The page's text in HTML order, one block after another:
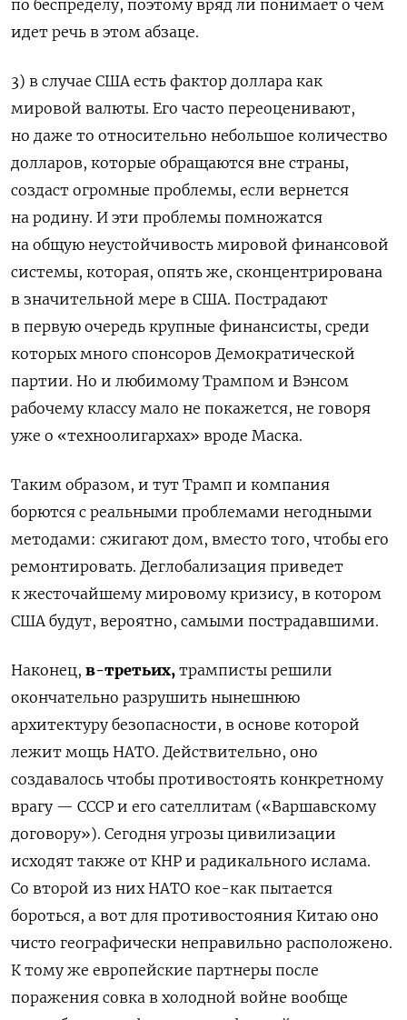
по беспределу, поэтому вряд ли понимает о чем
идет речь в этом абзаце.
3) в случае США есть фактор доллара как
мировой валюты. Его часто переоценивают,
но даже то относительно небольшое количество
долларов, которые обращаются вне страны,
создаст огромные проблемы, если вернется
на родину. И эти проблемы помножатся
на общую неустойчивость мировой финансовой
системы, которая, опять же, сконцентрирована
в значительной мере в США. Пострадают
в первую очередь крупные финансисты, среди
которых много спонсоров Демократической
партии. Но и любимому Трампом и Вэнсом
рабочему классу мало не покажется, не говоря
уже о «техноолигархах» вроде Маска.
Таким образом, и тут Трамп и компания
борются с реальными проблемами негодными
методами: сжигают дом, вместо того, чтобы его
ремонтировать. Деглобализация приведет
к жесточайшему мировому кризису, в котором
США будут, вероятно, самыми пострадавшими.
Наконец, в-третьих, трамписты решили
окончательно разрушить нынешнюю
архитектуру безопасности, в основе которой
лежит мощь НАТО. Действительно, оно
создавалось чтобы противостоять конкретному
врагу — СССР и его сателлитам («Варшавскому
договору»). Сегодня угрозы цивилизации
исходят также от КНР и радикального ислама.
Со второй из них НАТО кое-как пытается
бороться, а вот для противостояния Китаю оно
чисто географически неправильно расположено.
К тому же европейские партнеры после
поражения совка в холодной войне вообще